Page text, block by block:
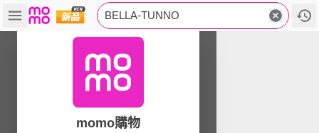
BELLA-TUNNO
momo購物